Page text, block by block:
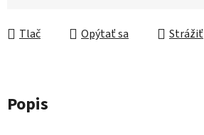
Tlač Opýtať sa Strážiť
Popis